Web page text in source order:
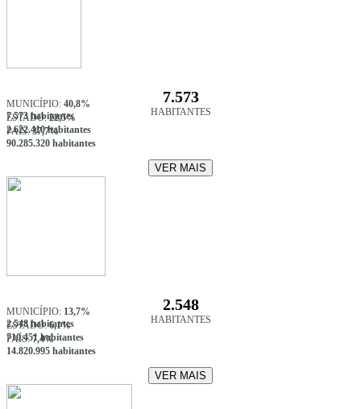
7.573
HABITANTES
MUNICÍPIO: 40,8%
7.573 habitantes
ESTADO:22,5%
2.622.410 habitantes
PAÍS:37,7%
90.285.320 habitantes
VER MAIS
2.548
HABITANTES
MUNICÍPIO: 13,7%
2.548 habitantes
ESTADO:6,1%
710.451 habitantes
PAÍS:7,4%
14.820.995 habitantes
VER MAIS